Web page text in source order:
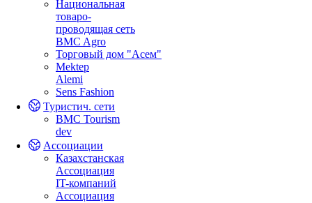
Национальная
товаро-
проводящая сеть
BMC Agro
Торговый дом "Асем"
Mektep
Alemi
Sens Fashion
Туристич. сети
BMC Tourism
dev
Ассоциации
Казахстанская
Ассоциация
IT-компаний
Ассоциация